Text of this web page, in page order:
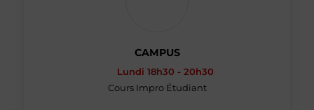
CAMPUS
Lundi 18h30 - 20h30
Cours Impro Étudiant